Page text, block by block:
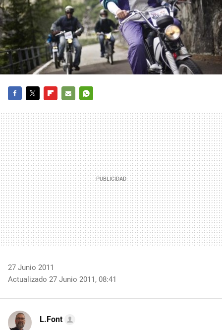
MAIL
27 Junio 2011
Actualizado 27 Junio 2011, 08:41
L.Font